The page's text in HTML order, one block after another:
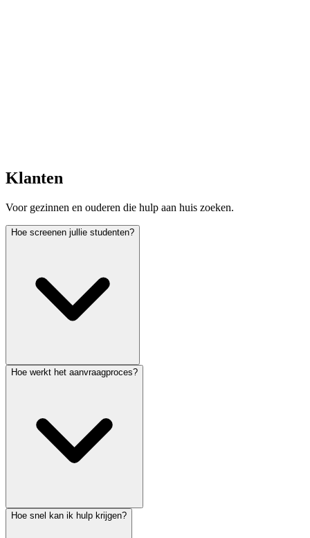
Klanten
Voor gezinnen en ouderen die hulp aan huis zoeken.
Hoe screenen jullie studenten?
Hoe werkt het aanvraagproces?
Hoe snel kan ik hulp krijgen?